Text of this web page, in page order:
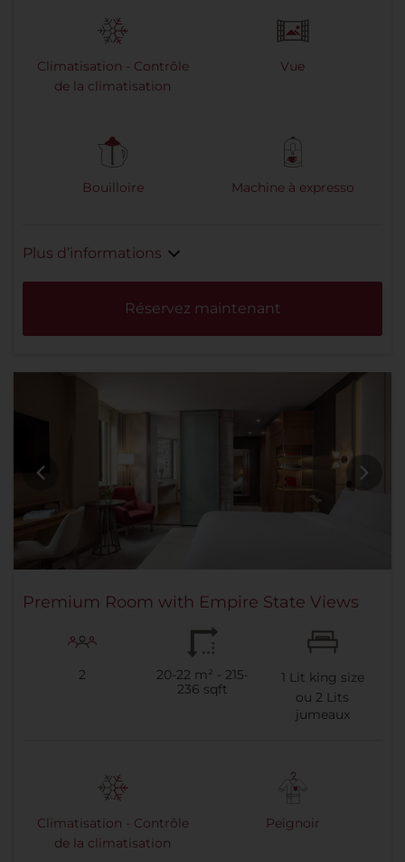
Climatisation - Contrôle
de la climatisation
Vue
Bouilloire Machine à expresso
Plus d’informations
Réservez maintenant
Premium Room with Empire State Views
2
20-22 m² - 215-
236 sqft
1 Lit king size
ou 2 Lits
jumeaux
Climatisation - Contrôle
de la climatisation
Peignoir